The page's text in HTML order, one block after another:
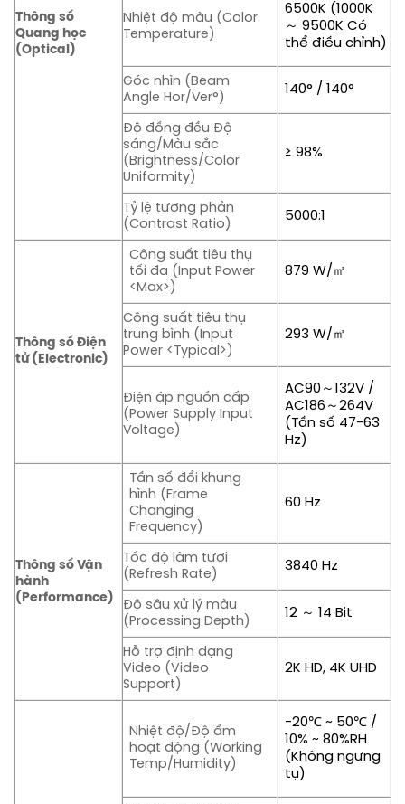
Thông số
Quang học
(Optical)
Nhiệt độ màu (Color
Temperature)
6500K (1000K
～ 9500K Có
thể điều chỉnh)
Góc nhìn (Beam
Angle Hor/Ver°)
140° / 140°
Độ đồng đều Độ
sáng/Màu sắc
(Brightness/Color
Uniformity)
≥ 98%
Tỷ lệ tương phản
(Contrast Ratio)
5000:1
Thông số Điện
tử (Electronic)
Công suất tiêu thụ
tối đa (Input Power
<Max>)
879 W/㎡
Công suất tiêu thụ
trung bình (Input
Power <Typical>)
293 W/㎡
Điện áp nguồn cấp
(Power Supply Input
Voltage)
AC90～132V /
AC186～264V
(Tần số 47-63
Hz)
Thông số Vận
hành
(Performance)
Tần số đổi khung
hình (Frame
Changing
Frequency)
60 Hz
Tốc độ làm tươi
(Refresh Rate)
3840 Hz
Độ sâu xử lý màu
(Processing Depth)
12 ～ 14 Bit
Hỗ trợ định dạng
Video (Video
Support)
2K HD, 4K UHD
Nhiệt độ/Độ ẩm
hoạt động (Working
Temp/Humidity)
-20℃ ~ 50℃ /
10% ~ 80%RH
(Không ngưng
tụ)